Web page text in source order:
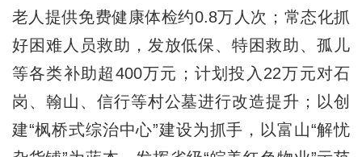
老人提供免费健康体检约0.8万人次；常态化抓
好困难人员救助，发放低保、特困救助、孤儿
等各类补助超400万元；计划投入22万元对石
岗、翰山、信行等村公墓进行改造提升；以创
建“枫桥式综治中心”建设为抓手，以富山“解忧